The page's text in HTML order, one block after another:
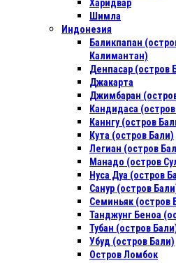
Харидвар
Шимла
Индонезия
Баликпапан
Калимантан)
Денпасар (остров
Джакарта
Джимбаран
Кандидаса
Каннгу (остров
Кута (остров Бали)
Легиан (остров
Манадо (остров
Нуса Дуа (остров
Санур (остров
Семиньяк (остров
Танджунг Беноа
Тубан (остров
Убуд (остров Бали)
Остров Ломбок